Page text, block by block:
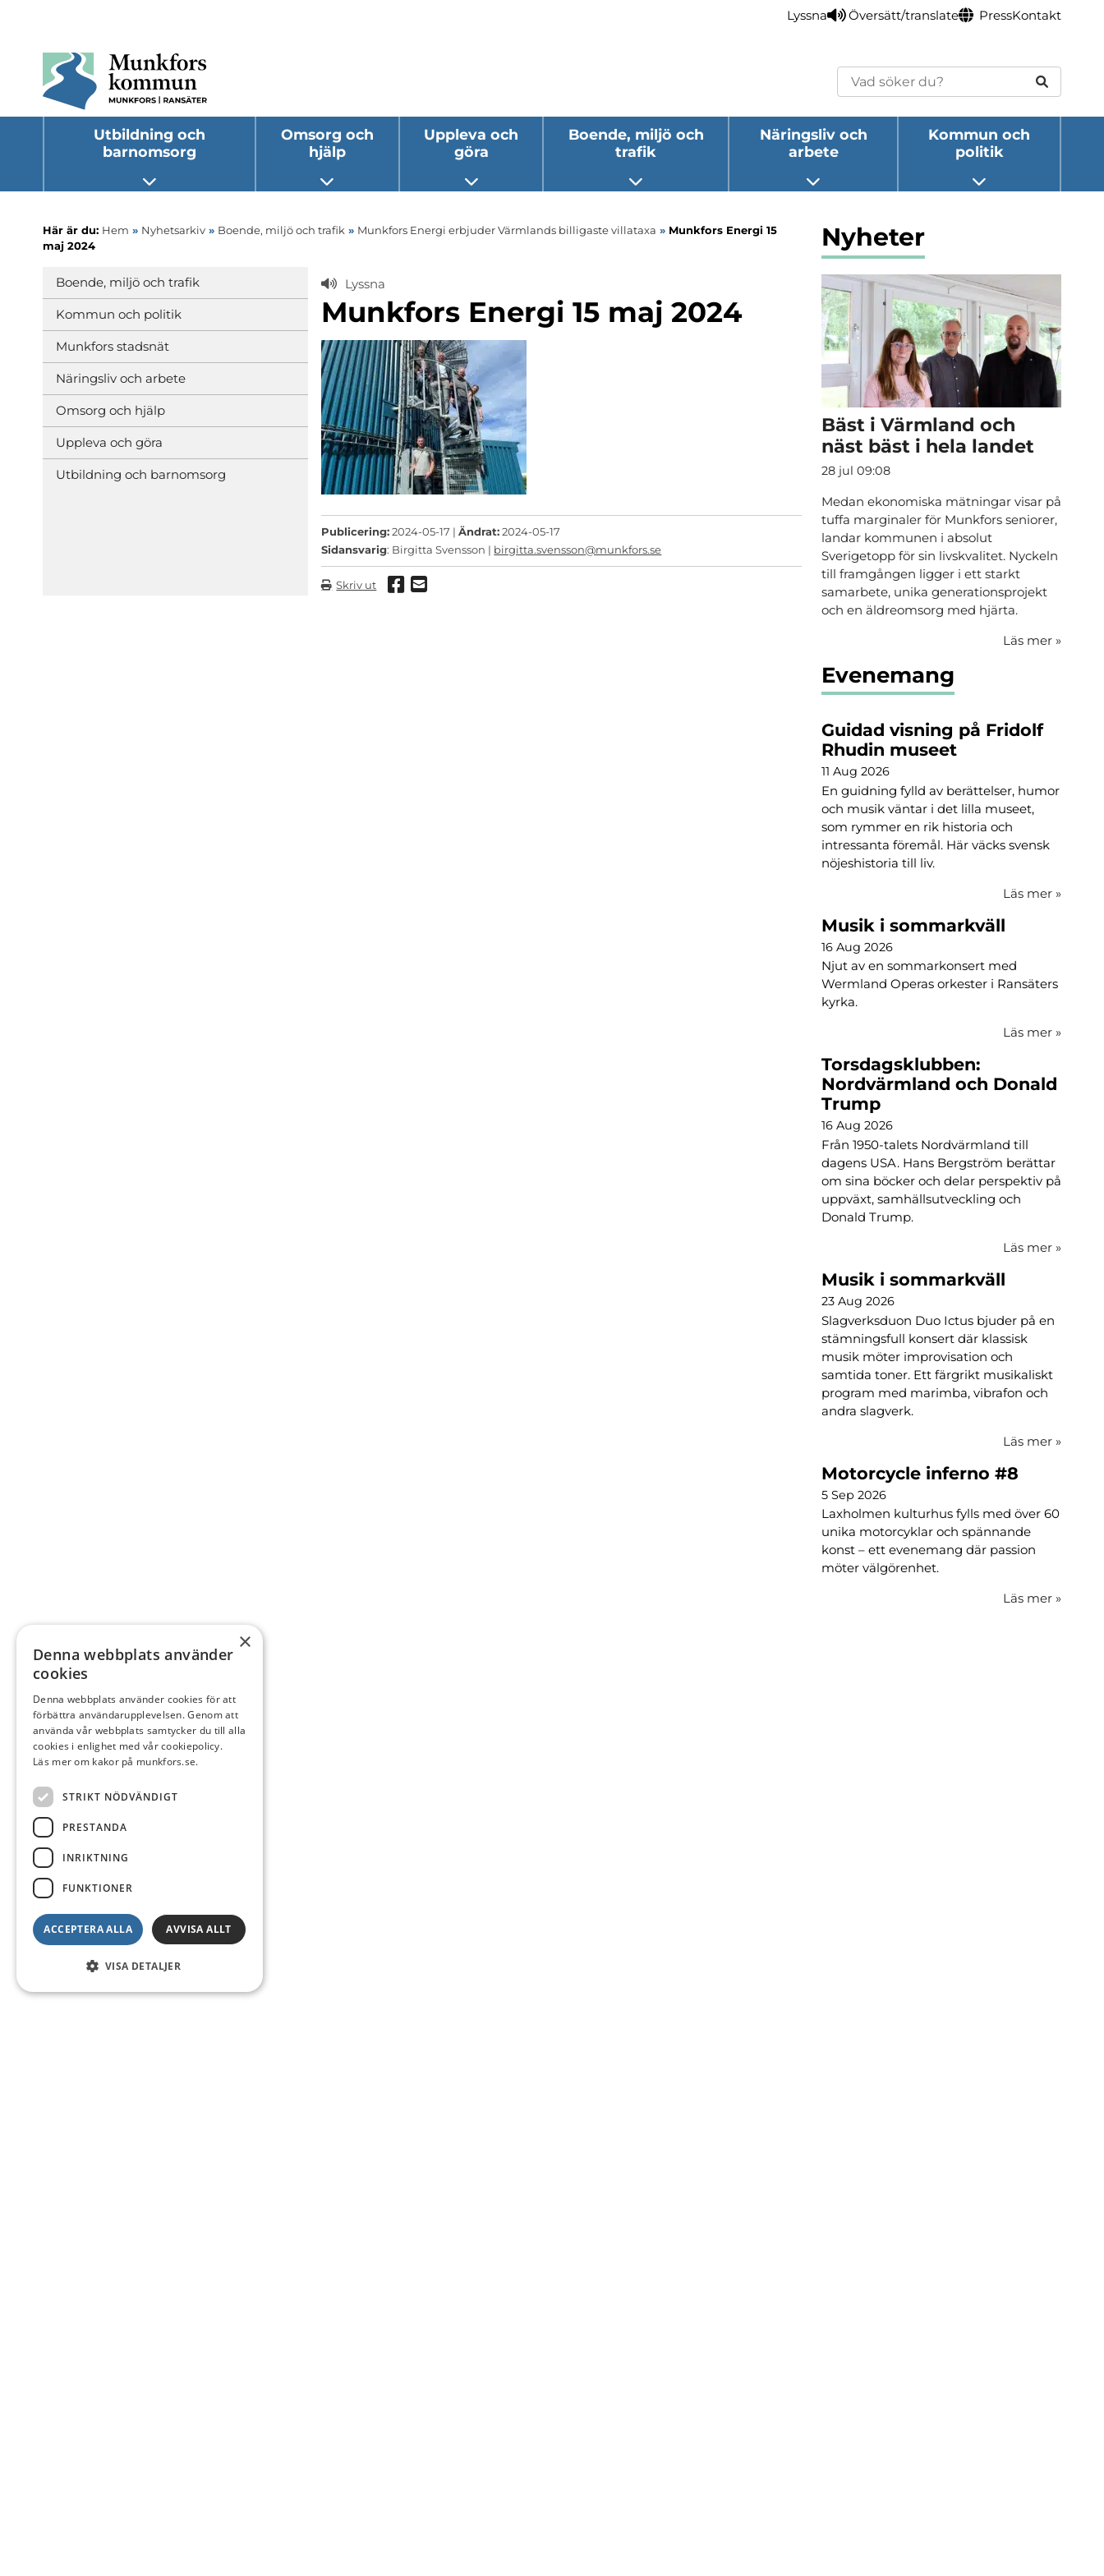
Lyssna Översätt/translate PressKontakt
Sök
Utbildning och
barnomsorg
Öppna undermeny
Omsorg och
hjälp
Öppna undermeny
Uppleva och
göra
Öppna undermeny
Boende, miljö och
trafik
Öppna undermeny
Näringsliv och
arbete
Öppna undermeny
Kommun och
politik
Öppna undermeny
Här är du: Hem » Nyhetsarkiv » Boende, miljö och trafik » Munkfors Energi erbjuder Värmlands billigaste villataxa » Munkfors Energi 15
maj 2024
Boende, miljö och trafik
Kommun och politik
Munkfors stadsnät
Näringsliv och arbete
Omsorg och hjälp
Uppleva och göra
Utbildning och barnomsorg
Lyssna
Munkfors Energi 15 maj 2024
Publicering:2024-05-17 |Ändrat:2024-05-17
Sidansvarig: Birgitta Svensson | birgitta.svensson@munkfors.se
Skriv ut Dela via Facebook
Dela via mail
Nyheter
Bäst i Värmland och
näst bäst i hela landet
28 jul 09:08
Medan ekonomiska mätningar visar på
tuffa marginaler för Munkfors seniorer,
landar kommunen i absolut
Sverigetopp för sin livskvalitet. Nyckeln
till framgången ligger i ett starkt
samarbete, unika generationsprojekt
och en äldreomsorg med hjärta.
Läs mer »
Evenemang
Guidad visning på Fridolf
Rhudin museet
11 Aug 2026
En guidning fylld av berättelser, humor
och musik väntar i det lilla museet,
som rymmer en rik historia och
intressanta föremål. Här väcks svensk
nöjeshistoria till liv.
Läs mer »
Musik i sommarkväll
16 Aug 2026
Njut av en sommarkonsert med
Wermland Operas orkester i Ransäters
kyrka.
Läs mer »
Torsdagsklubben:
Nordvärmland och Donald
Trump
16 Aug 2026
Från 1950-talets Nordvärmland till
dagens USA. Hans Bergström berättar
om sina böcker och delar perspektiv på
uppväxt, samhällsutveckling och
Donald Trump.
Läs mer »
Musik i sommarkväll
23 Aug 2026
Slagverksduon Duo Ictus bjuder på en
stämningsfull konsert där klassisk
musik möter improvisation och
samtida toner. Ett färgrikt musikaliskt
program med marimba, vibrafon och
andra slagverk.
Läs mer »
Motorcycle inferno #8
5 Sep 2026
Laxholmen kulturhus fylls med över 60
unika motorcyklar och spännande
konst – ett evenemang där passion
möter välgörenhet.
Läs mer »
×
Denna webbplats använder
cookies
Denna webbplats använder cookies för att
förbättra användarupplevelsen. Genom att
använda vår webbplats samtycker du till alla
cookies i enlighet med vår cookiepolicy.
Läs mer om kakor på munkfors.se.
STRIKT NÖDVÄNDIGT
PRESTANDA
INRIKTNING
FUNKTIONER
ACCEPTERA ALLA AVVISA ALLT
VISA DETALJER